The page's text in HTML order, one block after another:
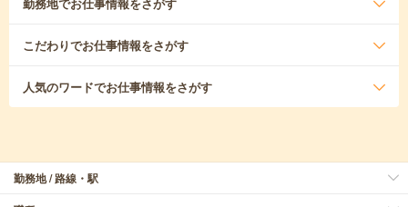
勤務地でお仕事情報をさがす
こだわりでお仕事情報をさがす
人気のワードでお仕事情報をさがす
勤務地 / 路線・駅